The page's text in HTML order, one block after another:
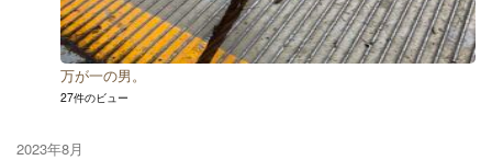
万が一の男。
27件のビュー
2023年8月